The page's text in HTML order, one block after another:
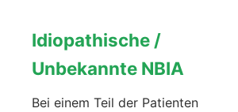
Idiopathische /
Unbekannte NBIA
Bei einem Teil der Patienten